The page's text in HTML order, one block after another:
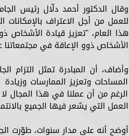
وقال الدكتور أحمد دلّال رئيس
للعمل من أجل الاعتراف بالإمكانات
هذا العام، "تعزيز قيادة الأشخاص
الأشخاص ذوو الإعاقة في
وأضاف، أن المبادرة تمثل
المساحات وتعزيز الممارسات
الرغم من أن عملنا في هذا المجال
العمل التي يشعر فيها الجميع
أوضح أنه على مدار سنوات، طوّرت